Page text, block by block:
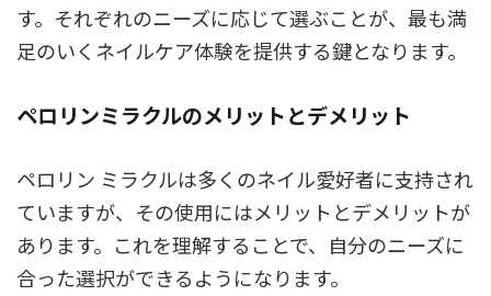
す。それぞれのニーズに応じて選ぶことが、最も満
足のいくネイルケア体験を提供する鍵となります。
ペロリンミラクルのメリットとデメリット
ペロリン ミラクルは多くのネイル愛好者に支持され
ていますが、その使用にはメリットとデメリットが
あります。これを理解することで、自分のニーズに
合った選択ができるようになります。